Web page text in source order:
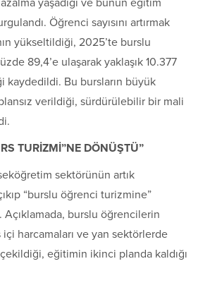
Öğrenci sayısını artırmak
yükseltildiği, 2025’te burslu
89,4’e ulaşarak yaklaşık 10.377
kaydedildi. Bu bursların büyük
plansız verildiği, sürdürülebilir bir mali
TURİZMİ”NE DÖNÜŞTÜ”
sektörünün artık
“burslu öğrenci turizmine”
burslu öğrencilerin
harcamaları ve yan sektörlerde
eğitimin ikinci planda kaldığı